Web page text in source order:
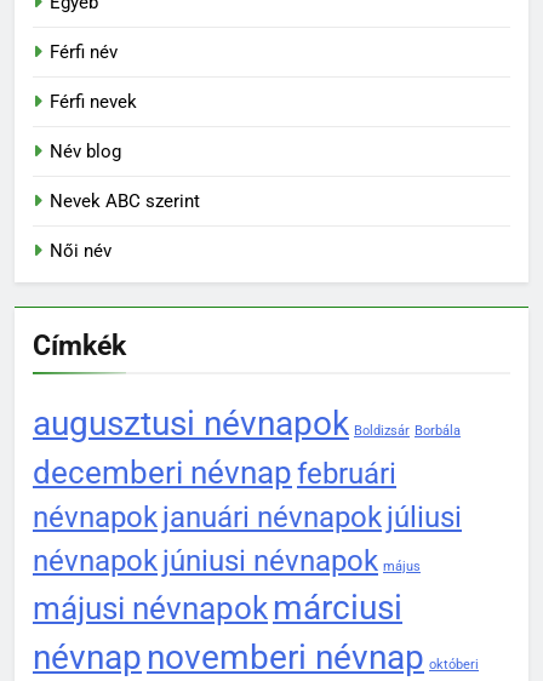
Férfi név
Férfi nevek
Név blog
Nevek ABC szerint
Női név
Címkék
augusztusi névnapok Boldizsár Borbála
decemberi névnapfebruári
névnapokjanuári névnapokjúliusi
névnapokjúniusi névnapok május
májusi névnapokmárciusi
névnap novemberi névnap októberi